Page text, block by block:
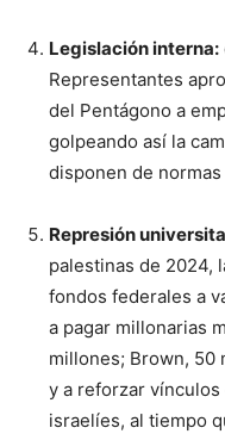
Legislación interna:
Representantes
del Pentágono a
golpeando así la
disponen de
Represión
palestinas de 2024,
fondos federales a
a pagar millonarias
millones; Brown, 50
y a reforzar
israelíes, al tiempo